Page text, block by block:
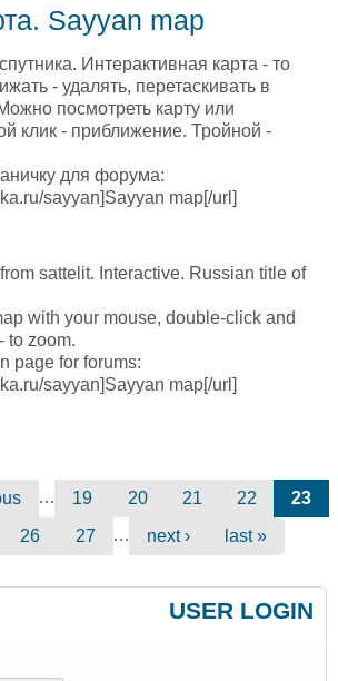
Sayyan map
Интерактивная карта - то
- удалять, перетаскивать в
посмотреть карту или
клик - приближение. Тройной -
для форума:
sayyan]Sayyan map[/url]
sattelit. Interactive. Russian title of
with your mouse, double-click and
to zoom.
page for forums:
sayyan]Sayyan map[/url]
… 19 20 21 22
23
26 27 … next › last »
USER LOGIN